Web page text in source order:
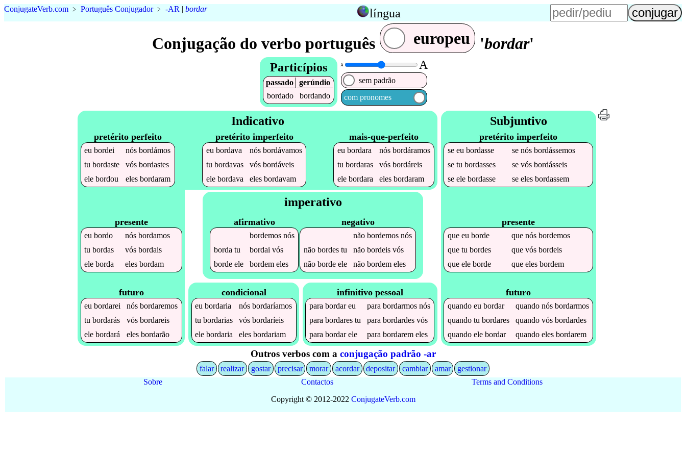
ConjugateVerb.com ﹥ Português Conjugador﹥ -AR | bordar língua
Conjugação do verbo português europeu 'bordar'
Particípios
passado
gerúndio
bordado
bordando
A A
sem padrão
com pronomes
Indicativo
pretérito perfeito
eubordei nósbordámos
tubordaste vósbordastes
elebordou elesbordaram
pretérito imperfeito
eu bordava nós bordávamos
tu bordavas vós bordáveis
ele bordava eles bordavam
mais-que-perfeito
eubordara nósbordáramos
tubordaras vósbordáreis
elebordara elesbordaram
presente
eubordo nósbordamos
tubordas vósbordais
eleborda elesbordam
futuro
eubordarei nósbordaremos
tubordarás vósbordareis
elebordará elesbordarão
imperativo
afirmativo
bordemosnós
borda tu bordai vós
bordeele bordemeles
negativo
não bordemosnós
não bordestu não bordeisvós
não bordeele não bordemeles
condicional
eubordaria nósbordaríamos
tubordarias vósbordaríeis
elebordaria elesbordariam
infinitivo pessoal
parabordareu parabordarmos nós
parabordares tu parabordardes vós
parabordarele parabordarem eles
Subjuntivo
pretérito imperfeito
seeubordasse senósbordássemos
setubordasses sevósbordásseis
seelebordasse seelesbordassem
presente
queeuborde quenósbordemos
quetubordes quevósbordeis
queeleborde queelesbordem
futuro
quandoeubordar quandonósbordarmos
quandotubordares quandovósbordardes
quandoelebordar quandoelesbordarem
Outros verbos com a conjugação padrão -ar
falar realizar gostar precisar morar acordar depositar cambiar amar
gestionar
Sobre
Contactos
Terms and Conditions
Copyright © 2012-2022 ConjugateVerb.com